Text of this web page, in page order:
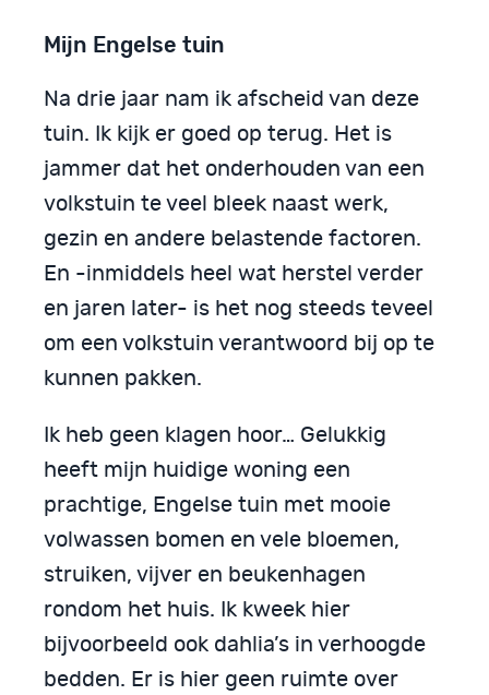
Mijn Engelse tuin
Na drie jaar nam ik afscheid van deze
tuin. Ik kijk er goed op terug. Het is
jammer dat het onderhouden van een
volkstuin te veel bleek naast werk,
gezin en andere belastende factoren.
En -inmiddels heel wat herstel verder
en jaren later- is het nog steeds teveel
om een volkstuin verantwoord bij op te
kunnen pakken.
Ik heb geen klagen hoor… Gelukkig
heeft mijn huidige woning een
prachtige, Engelse tuin met mooie
volwassen bomen en vele bloemen,
struiken, vijver en beukenhagen
rondom het huis. Ik kweek hier
bijvoorbeeld ook dahlia’s in verhoogde
bedden. Er is hier geen ruimte over